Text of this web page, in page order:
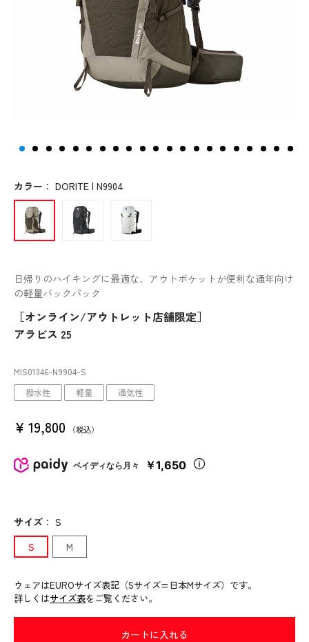
日帰りのハイキングに最適な、アウトポケットが便利な通年向け
の軽量バックパック
［オンライン/アウトレット店舗限定］
アラビス 25
MIS01346-N9904-S
撥水性 軽量 通気性
¥ 19,800 税込
ペイディなら月々 ￥1,650
カラー ： DORITE | N9904
サイズ ： S
S
M
ウェアはEUROサイズ表記（Sサイズ=日本Mサイズ）です。
詳しくはサイズ表をご覧ください。
カートに入れる